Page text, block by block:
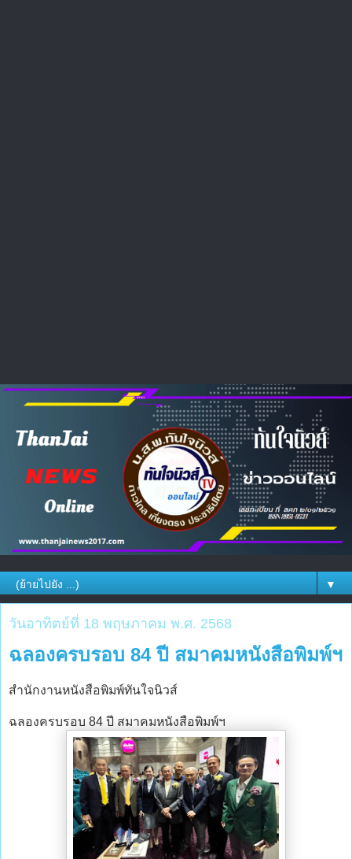
▼
วันอาทิตย์ที่ 18 พฤษภาคม พ.ศ. 2568
ฉลองครบรอบ 84 ปี สมาคมหนังสือพิมพ์ฯ
สำนักงานหนังสือพิมพ์ทันใจนิวส์
ฉลองครบรอบ 84 ปี สมาคมหนังสือพิมพ์ฯ